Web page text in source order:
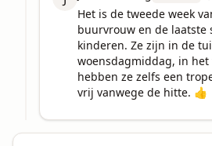
Het is de tweede week
buurvrouw en de laatste
kinderen. Ze zijn in de
woensdagmiddag, in het
hebben ze zelfs een
vrij vanwege de hitte. 👍